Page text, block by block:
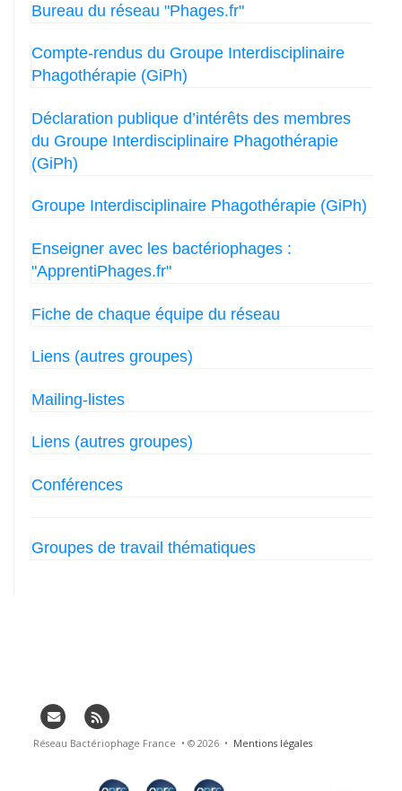
Bureau du réseau "Phages.fr"
Compte-rendus du Groupe Interdisciplinaire
Phagothérapie (GiPh)
Déclaration publique d’intérêts des membres
du Groupe Interdisciplinaire Phagothérapie
(GiPh)
Groupe Interdisciplinaire Phagothérapie (GiPh)
Enseigner avec les bactériophages :
"ApprentiPhages.fr"
Fiche de chaque équipe du réseau
Liens (autres groupes)
Mailing-listes
Liens (autres groupes)
Conférences
Groupes de travail thématiques
Réseau Bactériophage France • © 2026 • Mentions légales